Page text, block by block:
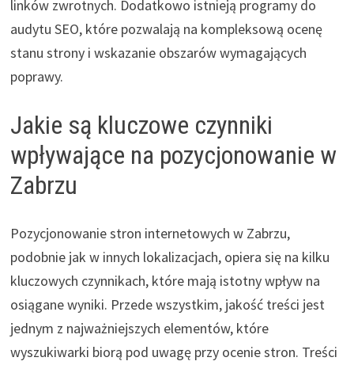
linków zwrotnych. Dodatkowo istnieją programy do
audytu SEO, które pozwalają na kompleksową ocenę
stanu strony i wskazanie obszarów wymagających
poprawy.
Jakie są kluczowe czynniki
wpływające na pozycjonowanie w
Zabrzu
Pozycjonowanie stron internetowych w Zabrzu,
podobnie jak w innych lokalizacjach, opiera się na kilku
kluczowych czynnikach, które mają istotny wpływ na
osiągane wyniki. Przede wszystkim, jakość treści jest
jednym z najważniejszych elementów, które
wyszukiwarki biorą pod uwagę przy ocenie stron. Treści